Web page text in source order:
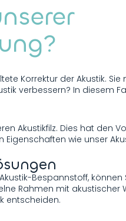
Korrektur der Akustik.
verbessern? In diesem
Akustikfilz. Dies hat den
wie unser
Bespannstoff, können
Rahmen mit akustischer
entscheiden.